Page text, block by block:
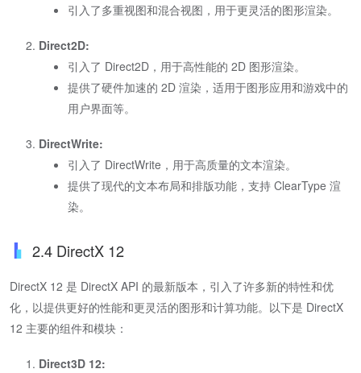
引入了多重视图和混合视图，用于更灵活的图形渲染。
Direct2D:
引入了 Direct2D，用于高性能的 2D 图形渲染。
提供了硬件加速的 2D 渲染，适用于图形应用和游戏中的
用户界面等。
DirectWrite:
引入了 DirectWrite，用于高质量的文本渲染。
提供了现代的文本布局和排版功能，支持 ClearType 渲
染。
2.4 DirectX 12
DirectX 12 是 DirectX API 的最新版本，引入了许多新的特性和优
化，以提供更好的性能和更灵活的图形和计算功能。以下是 DirectX
12 主要的组件和模块：
Direct3D 12: